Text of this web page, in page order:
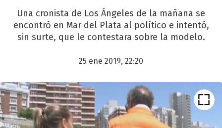
Una cronista de Los Ángeles de la mañana se
encontró en Mar del Plata al político e intentó,
sin surte, que le contestara sobre la modelo.
25 ene 2019, 22:20